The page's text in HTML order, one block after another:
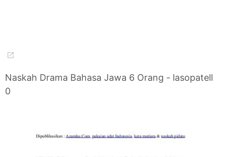
Naskah Drama Bahasa Jawa 6 Orang - lasopatell
0